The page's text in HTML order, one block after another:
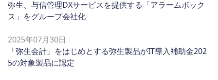
弥生、与信管理DXサービスを提供する「アラームボック
ス」をグループ会社化
2025年07月30日
「弥生会計」をはじめとする弥生製品がIT導入補助金202
5の対象製品に認定